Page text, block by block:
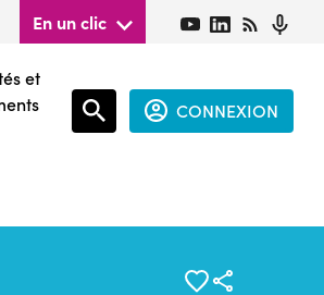
En un clic
et
CONNEXION